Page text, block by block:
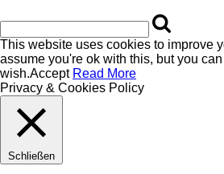
This website uses cookies to improve
assume you're ok with this, but you
wish.Accept Read More
Privacy & Cookies Policy
Schließen